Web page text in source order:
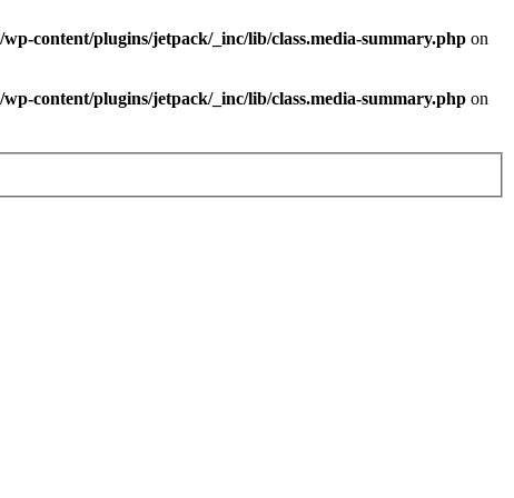
content/plugins/jetpack/_inc/lib/class.media-summary.php on
content/plugins/jetpack/_inc/lib/class.media-summary.php on